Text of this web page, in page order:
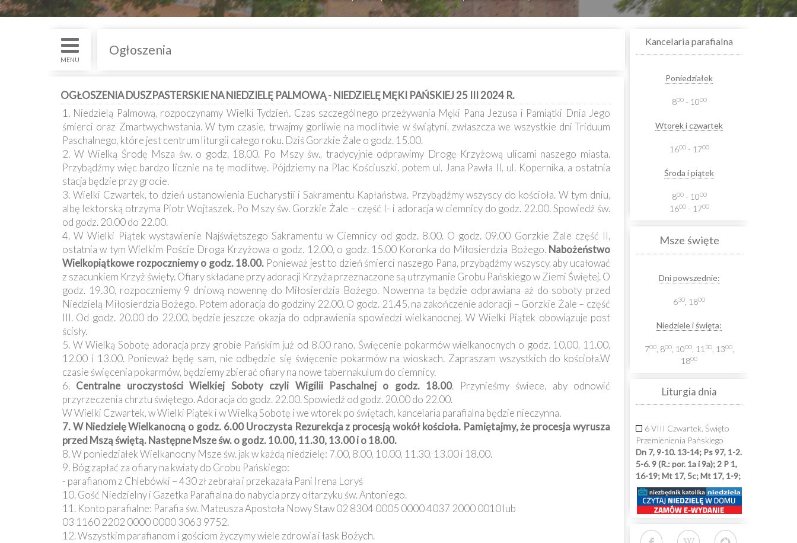
św.
i
Duszpasterze
Małoletnich
MENU
Ogłoszenia
OGŁOSZENIA DUSZPASTERSKIE NA NIEDZIELĘ PALMOWĄ - NIEDZIELĘ MĘKI PAŃSKIEJ 25 III 2024 R.
1. Niedzielą Palmową, rozpoczynamy Wielki Tydzień. Czas szczególnego przeżywania Męki Pana Jezusa i Pamiątki Dnia Jego
śmierci oraz Zmartwychwstania. W tym czasie, trwajmy gorliwie na modlitwie w świątyni, zwłaszcza we wszystkie dni Triduum
Paschalnego, które jest centrum liturgii całego roku. Dziś Gorzkie Żale o godz. 15.00.
2. W Wielką Środę Msza św. o godz. 18.00. Po Mszy św., tradycyjnie odprawimy Drogę Krzyżową ulicami naszego miasta.
Przybądźmy więc bardzo licznie na tę modlitwę. Pójdziemy na Plac Kościuszki, potem ul. Jana Pawła II, ul. Kopernika, a ostatnia
stacja będzie przy grocie.
3. Wielki Czwartek, to dzień ustanowienia Eucharystii i Sakramentu Kapłaństwa. Przybądźmy wszyscy do kościoła. W tym dniu,
albę lektorską otrzyma Piotr Wojtaszek. Po Mszy św. Gorzkie Żale – część I- i adoracja w ciemnicy do godz. 22.00. Spowiedź św.
od godz. 20.00 do 22.00.
4. W Wielki Piątek wystawienie Najświętszego Sakramentu w Ciemnicy od godz. 8.00. O godz. 09.00 Gorzkie Żale część II,
ostatnia w tym Wielkim Poście Droga Krzyżowa o godz. 12.00, o godz. 15.00 Koronka do Miłosierdzia Bożego.Nabożeństwo
Wielkopiątkowe rozpoczniemy o godz. 18.00. Ponieważ jest to dzień śmierci naszego Pana, przybądźmy wszyscy, aby ucałować
z szacunkiem Krzyż święty. Ofiary składane przy adoracji Krzyża przeznaczone są utrzymanie Grobu Pańskiego w Ziemi Świętej. O
godz. 19.30, rozpoczniemy 9 dniową nowennę do Miłosierdzia Bożego. Nowenna ta będzie odprawiana aż do soboty przed
Niedzielą Miłosierdzia Bożego. Potem adoracja do godziny 22.00. O godz. 21.45, na zakończenie adoracji – Gorzkie Żale – część
III. Od godz. 20.00 do 22.00, będzie jeszcze okazja do odprawienia spowiedzi wielkanocnej. W Wielki Piątek obowiązuje post
ścisły.
5. W Wielką Sobotę adoracja przy grobie Pańskim już od 8.00 rano. Święcenie pokarmów wielkanocnych o godz. 10.00, 11.00,
12.00 i 13.00. Ponieważ będę sam, nie odbędzie się święcenie pokarmów na wioskach. Zapraszam wszystkich do kościoła.W
czasie święcenia pokarmów, będziemy zbierać ofiary na nowe tabernakulum do ciemnicy.
6. Centralne uroczystości Wielkiej Soboty czyli Wigilii Paschalnej o godz. 18.00. Przynieśmy świece, aby odnowić
przyrzeczenia chrztu świętego. Adoracja do godz. 22.00. Spowiedź od godz. 20.00 do 22.00.
W Wielki Czwartek, w Wielki Piątek i w Wielką Sobotę i we wtorek po świętach, kancelaria parafialna będzie nieczynna.
7. W Niedzielę Wielkanocną o godz. 6.00 Uroczysta Rezurekcja z procesją wokół kościoła. Pamiętajmy, że procesja wyrusza
przed Mszą świętą. Następne Msze św. o godz. 10.00, 11.30, 13.00 i o 18.00.
8. W poniedziałek Wielkanocny Msze św. jak w każdą niedzielę: 7.00, 8.00, 10.00, 11.30, 13.00 i 18.00.
9. Bóg zapłać za ofiary na kwiaty do Grobu Pańskiego:
- parafianom z Chlebówki – 430 zł zebrała i przekazała Pani Irena Loryś
10. Gość Niedzielny i Gazetka Parafialna do nabycia przy ołtarzyku św. Antoniego.
11. Konto parafialne: Parafia św. Mateusza Apostoła Nowy Staw 02 8304 0005 0000 4037 2000 0010 lub
03 1160 2202 0000 0000 3063 9752.
12. Wszystkim parafianom i gościom życzymy wiele zdrowia i łask Bożych.
Kancelaria parafialna
Poniedziałek
800- 1000
Wtorek i czwartek
1600- 1700
Środa i piątek
800- 1000
1600- 1700
Msze święte
Dni powszednie:
630 , 1800
Niedziele i święta:
700, 800, 1000, 11 30, 1300,
1800
Liturgia dnia
6 VIII Czwartek. Święto
Przemienienia Pańskiego
Dn 7, 9-10. 13-14; Ps 97, 1-2.
5-6. 9 (R.: por. 1a i 9a); 2 P 1,
16-19; Mt 17, 5c; Mt 17, 1-9;